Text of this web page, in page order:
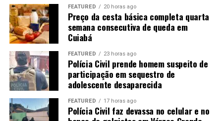
A onça-parda é exclusivamente carnívora, mas
apresenta uma dieta bastante variada. De acordo com o
Instituto Onçafari, é uma das espécies mais generalistas
entre os felinos e consegue se adaptar à disponibilidade
de alimento. Quando não encontra presas maiores, pode
se alimentar de animais como lagartos, aves e até
insetos.
A forma de caça também apresenta diferenças em
FEATURED 20 horas ago
Preço da cesta básica completa quarta
semana consecutiva de queda em
Cuiabá
FEATURED 23 horas ago
Polícia Civil prende homem suspeito de
participação em sequestro de
adolescente desaparecida
FEATURED 17 horas ago
Polícia Civil faz devassa no celular e no